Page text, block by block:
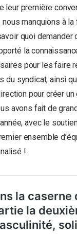
leur première
nous manquions à
quoi demander
la
pour les faire
du syndicat, ainsi
pour créer
avons fait de
avec le
ensemble
!